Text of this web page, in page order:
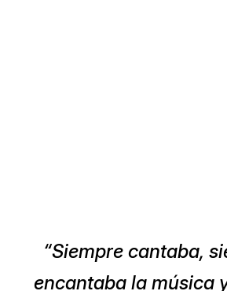
“Siempre cantaba,
encantaba la música